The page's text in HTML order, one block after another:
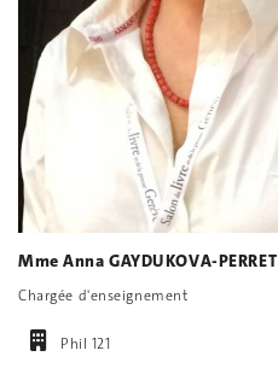
Mme Anna GAYDUKOVA-PERRET
Chargée d'enseignement
Phil 121